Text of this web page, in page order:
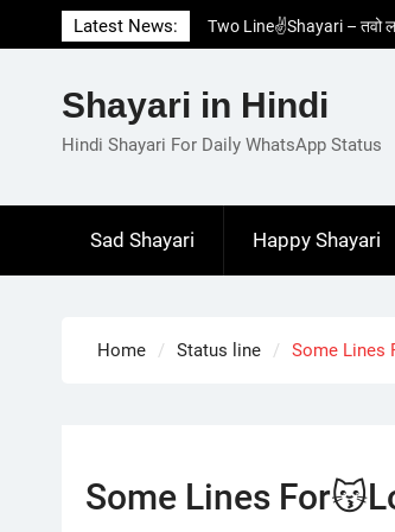
to
Latest News:
Two Line✌️Shayari – तवो
Love😓Lines In Hindi –
Love🥳Poetry In Hindi –
1 Line☝️Shayari In Hindi –
Shayari in Hindi
Hindi Shayari For Daily WhatsApp Status
Sad Shayari Happy Shayari
Home Status line Some Lines
Some Lines